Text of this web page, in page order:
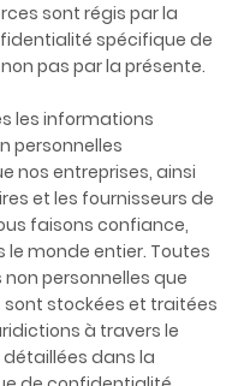
sont régis par la
spécifique de
pas par la présente.
les informations
personnelles
nos entreprises, ainsi
et les fournisseurs de
faisons confiance,
le monde entier. Toutes
personnelles que
sont stockées et traitées
à travers le
dans la